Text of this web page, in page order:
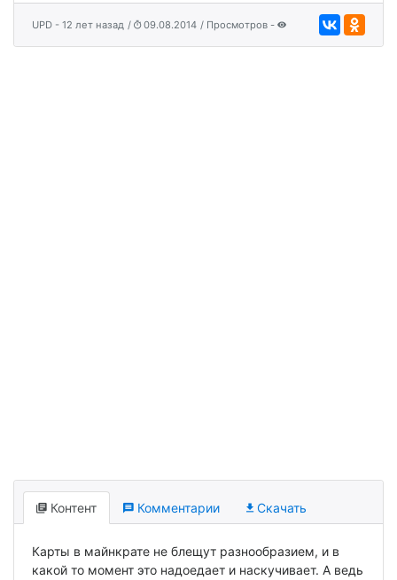
UPD - 12 лет назад / 09.08.2014 / Просмотров -
Контент Комментарии Скачать
Карты в майнкрате не блещут разнообразием, и в
какой то момент это надоедает и наскучивает. А ведь